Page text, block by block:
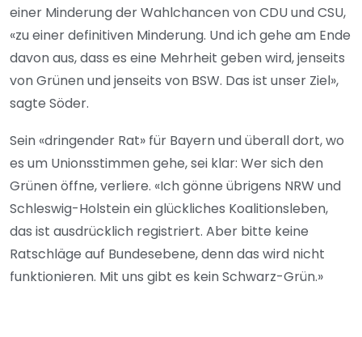
einer Minderung der Wahlchancen von CDU und CSU,
«zu einer definitiven Minderung. Und ich gehe am Ende
davon aus, dass es eine Mehrheit geben wird, jenseits
von Grünen und jenseits von BSW. Das ist unser Ziel»,
sagte Söder.
Sein «dringender Rat» für Bayern und überall dort, wo
es um Unionsstimmen gehe, sei klar: Wer sich den
Grünen öffne, verliere. «Ich gönne übrigens NRW und
Schleswig-Holstein ein glückliches Koalitionsleben,
das ist ausdrücklich registriert. Aber bitte keine
Ratschläge auf Bundesebene, denn das wird nicht
funktionieren. Mit uns gibt es kein Schwarz-Grün.»